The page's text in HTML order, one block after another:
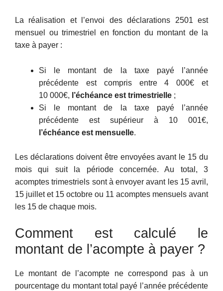
La réalisation et l’envoi des déclarations 2501 est
mensuel ou trimestriel en fonction du montant de la
taxe à payer :
Si le montant de la taxe payé l’année
précédente est compris entre 4 000€ et
10 000€, l’échéance est trimestrielle ;
Si le montant de la taxe payé l’année
précédente est supérieur à 10 001€,
l’échéance est mensuelle.
Les déclarations doivent être envoyées avant le 15 du
mois qui suit la période concernée. Au total, 3
acomptes trimestriels sont à envoyer avant les 15 avril,
15 juillet et 15 octobre ou 11 acomptes mensuels avant
les 15 de chaque mois.
Comment est calculé le
montant de l’acompte à payer ?
Le montant de l’acompte ne correspond pas à un
pourcentage du montant total payé l’année précédente